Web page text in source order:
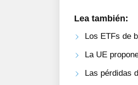
Lea también:
Los ETFs de
La UE
Las pérdidas